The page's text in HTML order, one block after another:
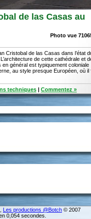
de las Casas au
Photo vue
Cristobal de las Casas dans l’état
de cette cathédrale et
général est typiquement coloniale
au style presque Européen, où il
techniques | Commentez »
Les productions @Botch © 2007
0,054 secondes.